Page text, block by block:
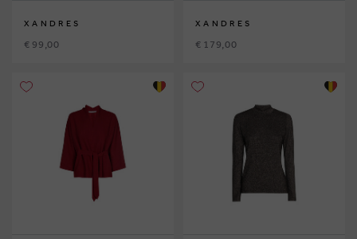
XANDRES
€ 99,00
XANDRES
€ 179,00